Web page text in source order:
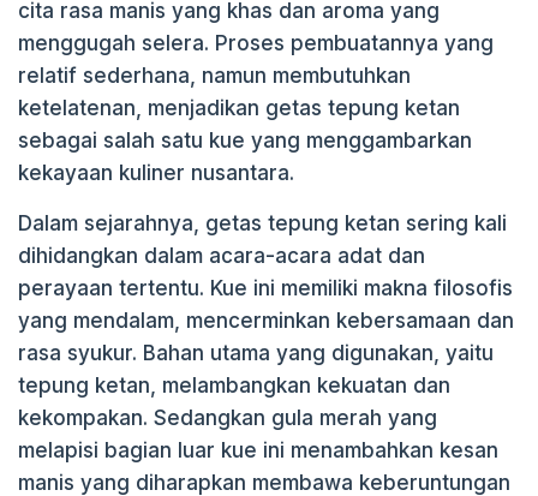
cita rasa manis yang khas dan aroma yang
menggugah selera. Proses pembuatannya yang
relatif sederhana, namun membutuhkan
ketelatenan, menjadikan getas tepung ketan
sebagai salah satu kue yang menggambarkan
kekayaan kuliner nusantara.
Dalam sejarahnya, getas tepung ketan sering kali
dihidangkan dalam acara-acara adat dan
perayaan tertentu. Kue ini memiliki makna filosofis
yang mendalam, mencerminkan kebersamaan dan
rasa syukur. Bahan utama yang digunakan, yaitu
tepung ketan, melambangkan kekuatan dan
kekompakan. Sedangkan gula merah yang
melapisi bagian luar kue ini menambahkan kesan
manis yang diharapkan membawa keberuntungan